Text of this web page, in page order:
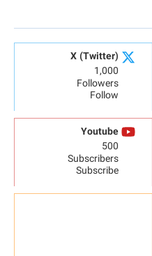
X (Twitter)
1,000
Followers
Follow
Youtube
500
Subscribers
Subscribe